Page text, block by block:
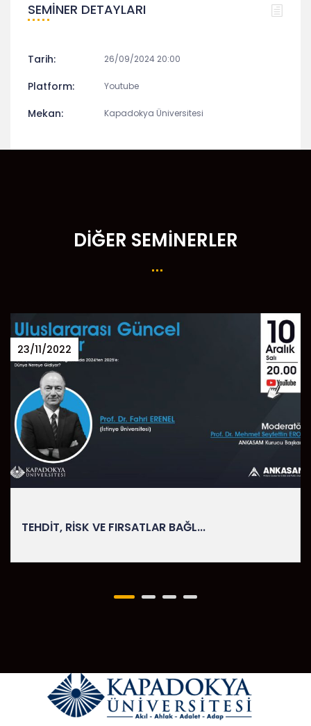
SEMINER DETAYLARI
Tarih: 26/09/2024 20:00
Platform: Youtube
Mekan: Kapadokya Üniversitesi
DIĞER SEMINERLER
23/11/2022
TEHDIT, RISK VE FIRSATLAR BAĞL...